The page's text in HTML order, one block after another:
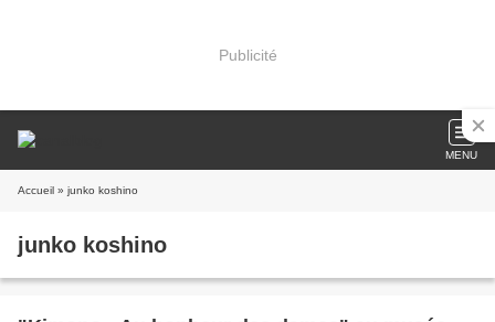
Publicité
MENU
Accueil » junko koshino
junko koshino